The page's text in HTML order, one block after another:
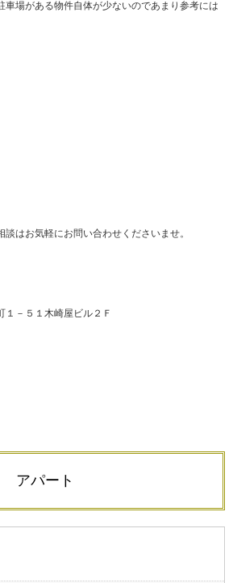
車場がある物件自体が少ないのであまり参考には
はお気軽にお問い合わせくださいませ。
１－５１木崎屋ビル２Ｆ
アパート